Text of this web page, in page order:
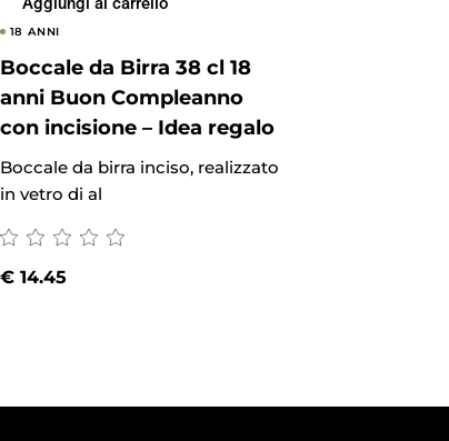
18 ANNI
Boccale da Birra 38 cl 18
anni Buon Compleanno
con incisione – Idea regalo
Boccale da birra inciso, realizzato
in vetro di al
€14.45